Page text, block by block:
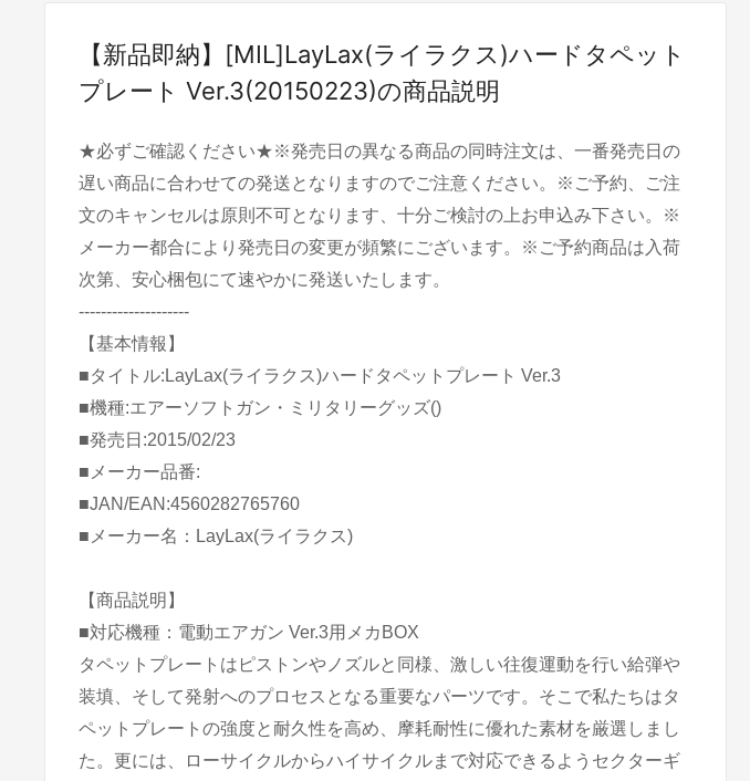
【新品即納】[MIL]LayLax(ライラクス)ハードタペット
プレート Ver.3(20150223)の商品説明
★必ずご確認ください★※発売日の異なる商品の同時注文は、一番発売日の
遅い商品に合わせての発送となりますのでご注意ください。※ご予約、ご注
文のキャンセルは原則不可となります、十分ご検討の上お申込み下さい。※
メーカー都合により発売日の変更が頻繁にございます。※ご予約商品は入荷
次第、安心梱包にて速やかに発送いたします。
--------------------
【基本情報】
■タイトル:LayLax(ライラクス)ハードタペットプレート Ver.3
■機種:エアーソフトガン・ミリタリーグッズ()
■発売日:2015/02/23
■メーカー品番:
■JAN/EAN:4560282765760
■メーカー名：LayLax(ライラクス)
【商品説明】
■対応機種：電動エアガン Ver.3用メカBOX
タペットプレートはピストンやノズルと同様、激しい往復運動を行い給弾や
装填、そして発射へのプロセスとなる重要なパーツです。そこで私たちはタ
ペットプレートの強度と耐久性を高め、摩耗耐性に優れた素材を厳選しまし
た。更には、ローサイクルからハイサイクルまで対応できるようセクターギ